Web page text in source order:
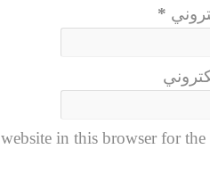
*
in this browser for